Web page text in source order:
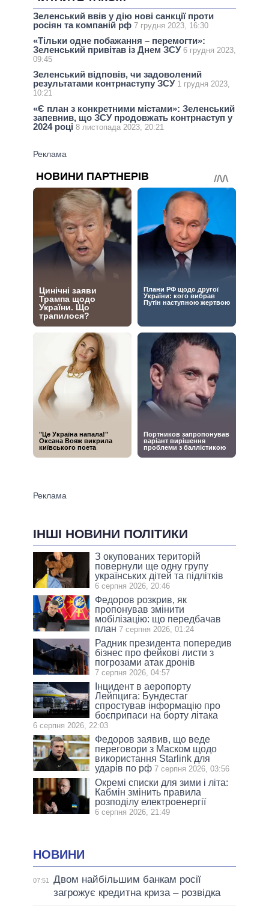
Зеленський ввів у дію нові санкції проти
росіян та компаній рф 7 грудня 2023, 16:30
«Тільки одне побажання – перемогти»:
Зеленський привітав із Днем ЗСУ 6 грудня 2023,
09:45
Зеленський відповів, чи задоволений
результатами контрнаступу ЗСУ 1 грудня 2023,
10:21
«Є план з конкретними містами»: Зеленський
запевнив, що ЗСУ продовжать контрнаступ у
2024 році 8 листопада 2023, 20:21
ІНШІ НОВИНИ ПОЛІТИКИ
З окупованих територій
повернули ще одну групу
українських дітей та підлітків
6 серпня 2026, 20:46
Федоров розкрив, як
пропонував змінити
мобілізацію: що передбачав
план 7 серпня 2026, 01:24
Радник президента попередив
бізнес про фейкові листи з
погрозами атак дронів
7 серпня 2026, 04:57
Інцидент в аеропорту
Лейпцига: Бундестаг
спростував інформацію про
боєприпаси на борту літака
6 серпня 2026, 22:03
Федоров заявив, що веде
переговори з Маском щодо
використання Starlink для
ударів по рф 7 серпня 2026, 03:56
Окремі списки для зими і літа:
Кабмін змінить правила
розподілу електроенергії
6 серпня 2026, 21:49
НОВИНИ
07:51
Двом найбільшим банкам росії
загрожує кредитна криза – розвідка